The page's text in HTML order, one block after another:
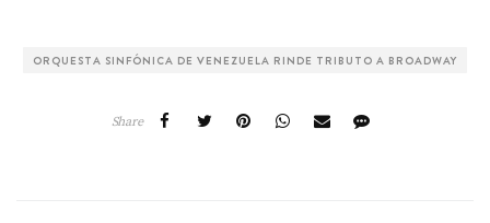
ORQUESTA SINFÓNICA DE VENEZUELA RINDE TRIBUTO A BROADWAY
Share